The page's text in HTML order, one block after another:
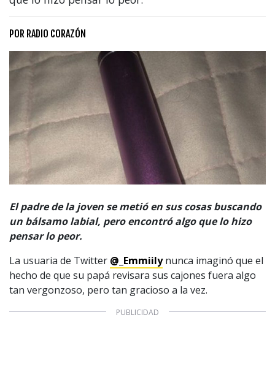
POR RADIO CORAZÓN
El padre de la joven se metió en sus cosas buscando
un bálsamo labial, pero encontró algo que lo hizo
pensar lo peor.
La usuaria de Twitter @_Emmiilynunca imaginó que el
hecho de que su papá revisara sus cajones fuera algo
tan vergonzoso, pero tan gracioso a la vez.